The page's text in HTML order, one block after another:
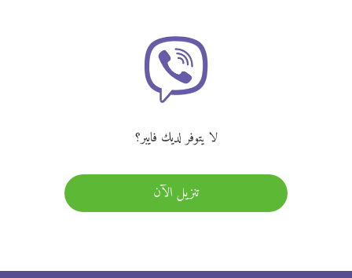
لا يتوفر لديك فايبر؟
تنزيل الآن